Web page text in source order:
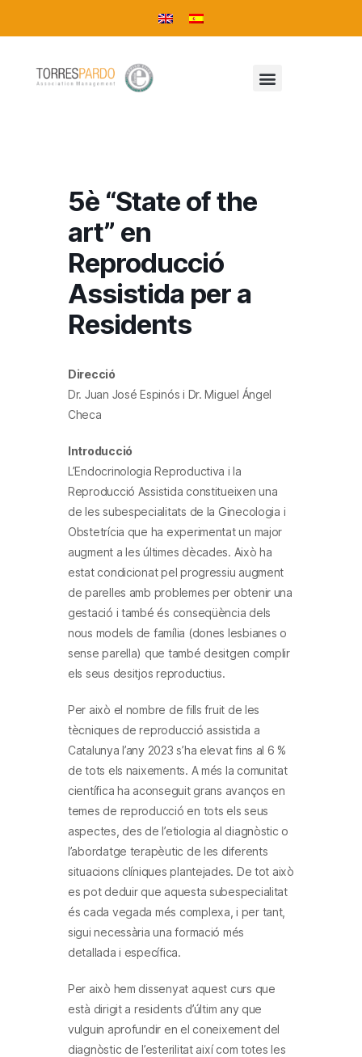
5è “State of the
art” en
Reproducció
Assistida per a
Residents
Direcció
Dr. Juan José Espinós i Dr. Miguel Ángel
Checa
Introducció
L’Endocrinologia Reproductiva i la
Reproducció Assistida constitueixen una
de les subespecialitats de la Ginecologia i
Obstetrícia que ha experimentat un major
augment a les últimes dècades. Això ha
estat condicionat pel progressiu augment
de parelles amb problemes per obtenir una
gestació i també és conseqüència dels
nous models de família (dones lesbianes o
sense parella) que també desitgen complir
els seus desitjos reproductius.
Per això el nombre de fills fruit de les
tècniques de reproducció assistida a
Catalunya l’any 2023 s’ha elevat fins al 6 %
de tots els naixements. A més la comunitat
científica ha aconseguit grans avanços en
temes de reproducció en tots els seus
aspectes, des de l’etiologia al diagnòstic o
l’abordatge terapèutic de les diferents
situacions clíniques plantejades. De tot això
es pot deduir que aquesta subespecialitat
és cada vegada més complexa, i per tant,
sigui necessària una formació més
detallada i específica.
Per això hem dissenyat aquest curs que
està dirigit a residents d’últim any que
vulguin aprofundir en el coneixement del
diagnòstic de l’esterilitat així com totes les